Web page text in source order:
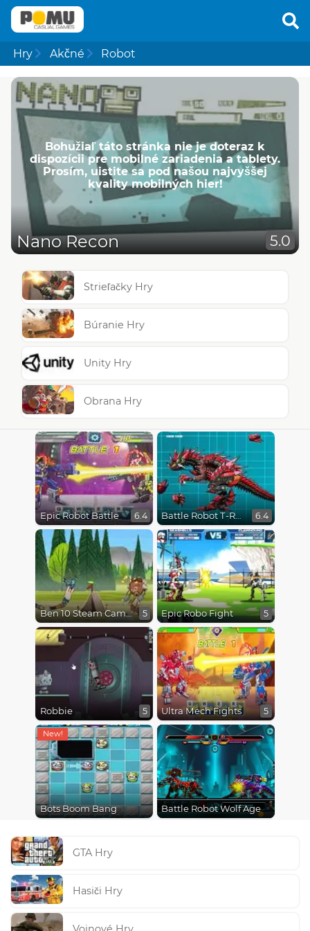
Hry Akčné Robot
Bohužiaľ táto stránka nie je doteraz k
dispozícii pre mobilné zariadenia a tablety.
Prosím, uistite sa pod našou najvyššej
kvality mobilných hier!
Nano Recon 5.0
Strieľačky Hry
Búranie Hry
Unity Hry
Obrana Hry
Epic Robot Battle 6.4 Battle Robot T-Rex Age 6.4
Ben 10 Steam Camp 5 Epic Robo Fight 5
Robbie 5 Ultra Mech Fights 5
Bots Boom Bang Battle Robot Wolf Age
GTA Hry
Hasiči Hry